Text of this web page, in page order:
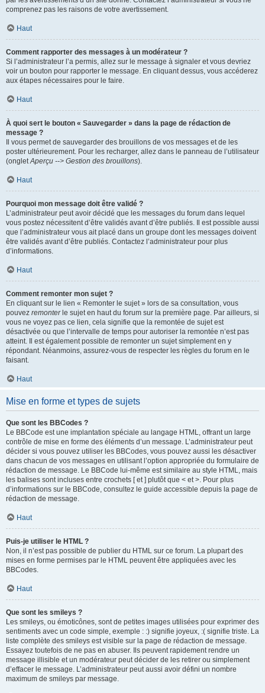
comprenez pas les raisons de votre avertissement.
Haut
Comment rapporter des messages à un modérateur ?
Si l’administrateur l’a permis, allez sur le message à signaler et vous devriez
voir un bouton pour rapporter le message. En cliquant dessus, vous accéderez
aux étapes nécessaires pour le faire.
Haut
À quoi sert le bouton « Sauvegarder » dans la page de rédaction de
message ?
Il vous permet de sauvegarder des brouillons de vos messages et de les
poster ultérieurement. Pour les recharger, allez dans le panneau de l’utilisateur
(ongletAperçu --> Gestion des brouillons).
Haut
Pourquoi mon message doit être validé ?
L’administrateur peut avoir décidé que les messages du forum dans lequel
vous postez nécessitent d’être validés avant d’être publiés. Il est possible aussi
que l’administrateur vous ait placé dans un groupe dont les messages doivent
être validés avant d’être publiés. Contactez l’administrateur pour plus
d’informations.
Haut
Comment remonter mon sujet ?
En cliquant sur le lien « Remonter le sujet » lors de sa consultation, vous
pouvez remonterle sujet en haut du forum sur la première page. Par ailleurs, si
vous ne voyez pas ce lien, cela signifie que la remontée de sujet est
désactivée ou que l’intervalle de temps pour autoriser la remontée n’est pas
atteint. Il est également possible de remonter un sujet simplement en y
répondant. Néanmoins, assurez-vous de respecter les règles du forum en le
faisant.
Haut
Mise en forme et types de sujets
Que sont les BBCodes ?
Le BBCode est une implantation spéciale au langage HTML, offrant un large
contrôle de mise en forme des éléments d’un message. L’administrateur peut
décider si vous pouvez utiliser les BBCodes, vous pouvez aussi les désactiver
dans chacun de vos messages en utilisant l’option appropriée du formulaire de
rédaction de message. Le BBCode lui-même est similaire au style HTML, mais
les balises sont incluses entre crochets [ et ] plutôt que < et >. Pour plus
d’informations sur le BBCode, consultez le guide accessible depuis la page de
rédaction de message.
Haut
Puis-je utiliser le HTML ?
Non, il n’est pas possible de publier du HTML sur ce forum. La plupart des
mises en forme permises par le HTML peuvent être appliquées avec les
BBCodes.
Haut
Que sont les smileys ?
Les smileys, ou émoticônes, sont de petites images utilisées pour exprimer des
sentiments avec un code simple, exemple : :) signifie joyeux, :( signifie triste. La
liste complète des smileys est visible sur la page de rédaction de message.
Essayez toutefois de ne pas en abuser. Ils peuvent rapidement rendre un
message illisible et un modérateur peut décider de les retirer ou simplement
d’effacer le message. L’administrateur peut aussi avoir défini un nombre
maximum de smileys par message.